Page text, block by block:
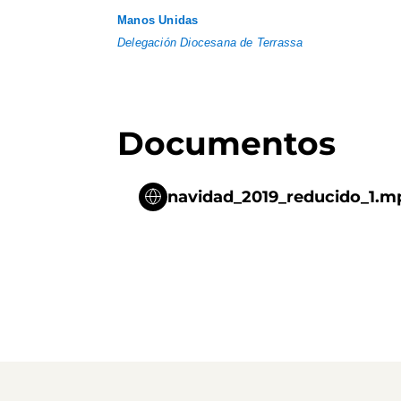
Manos Unidas
Delegación Diocesana de Terrassa
Documentos